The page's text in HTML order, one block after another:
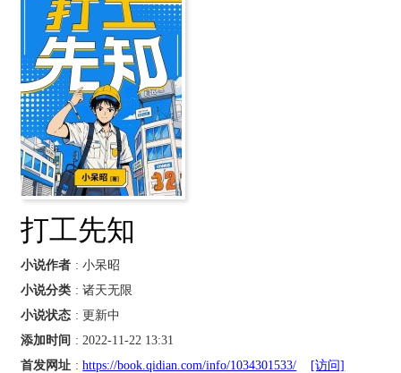
打工先知
小说作者 : 小呆昭
小说分类 : 诸天无限
小说状态 : 更新中
添加时间 : 2022-11-22 13:31
首发网址 :https://book.qidian.com/info/1034301533/
[访问]